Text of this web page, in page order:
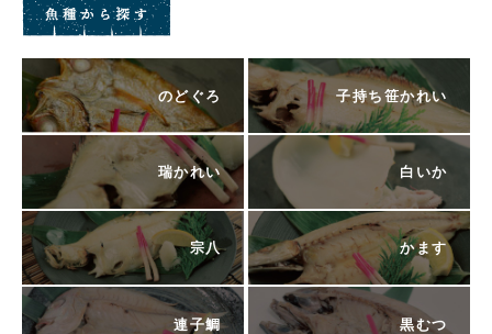
のどぐろ 子持ち笹かれい
瑞かれい 白いか
宗八 かます
連子鯛 黒むつ